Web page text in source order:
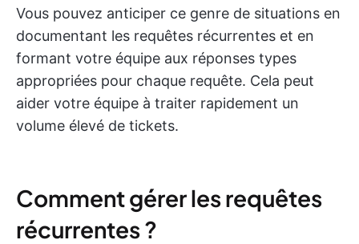
Vous pouvez anticiper ce genre de situations en
documentant les requêtes récurrentes et en
formant votre équipe aux réponses types
appropriées pour chaque requête. Cela peut
aider votre équipe à traiter rapidement un
volume élevé de tickets.
Comment gérer les requêtes
récurrentes ?